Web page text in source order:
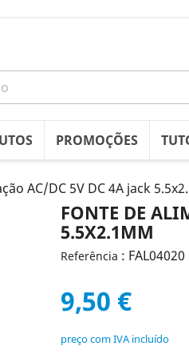
PROMOÇÕES
AC/DC 5V DC 4A jack
FONTE DE
5.5X2.1MM
Referência : FAL04020
9,50 €
preço com IVA incluído